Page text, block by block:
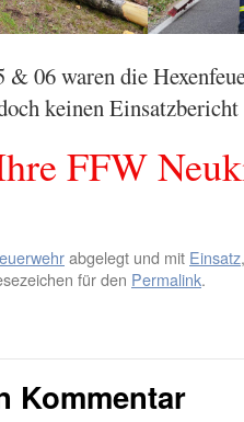
06 waren die
keinen
FFW
abgelegt und mit Einsatz
für den Permalink.
Kommentar